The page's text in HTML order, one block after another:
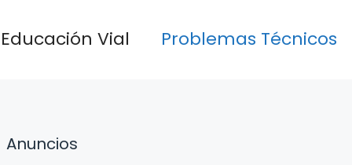
Educación Vial Problemas Técnicos
Anuncios